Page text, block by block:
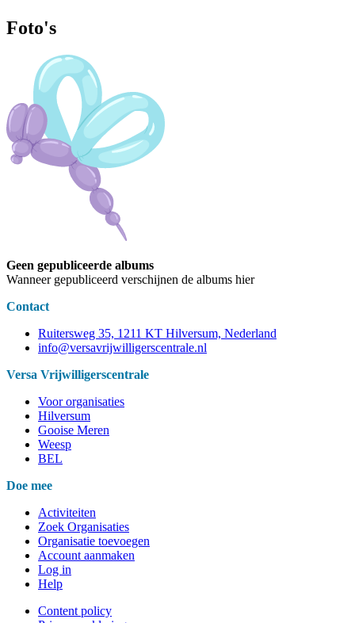
Foto's
Geen gepubliceerde albums
Wanneer gepubliceerd verschijnen de albums hier
Contact
Ruitersweg 35, 1211 KT Hilversum, Nederland
info@versavrijwilligerscentrale.nl
Versa Vrijwilligerscentrale
Voor organisaties
Hilversum
Gooise Meren
Weesp
BEL
Doe mee
Activiteiten
Zoek Organisaties
Organisatie toevoegen
Account aanmaken
Log in
Help
Content policy